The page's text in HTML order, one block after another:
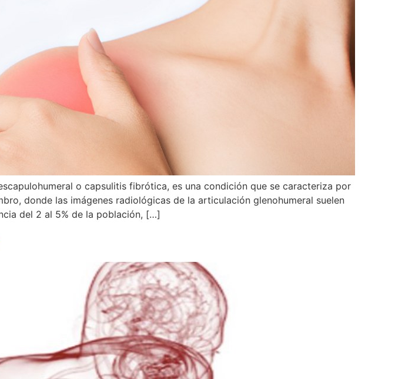
o capsulitis fibrótica, es una condición que se caracteriza por
donde las imágenes radiológicas de la articulación glenohumeral suelen
del 2 al 5% de la población, […]